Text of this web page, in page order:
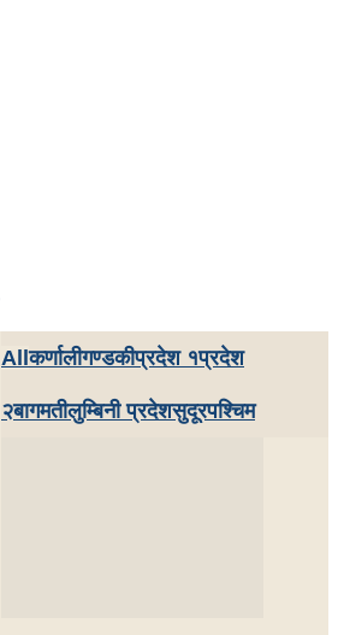
Allकर्णालीगण्डकीप्रदेश १प्रदेश
२बागमतीलुम्बिनी प्रदेशसुदूरपश्चिम